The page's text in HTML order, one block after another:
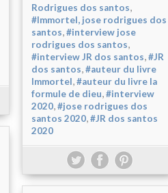
Rodrigues dos santos,
#Immortel, jose rodrigues dos
santos,#interview jose
rodrigues dos santos,
#interview JR dos santos,#JR
dos santos,#auteur du livre
Immortel,#auteur du livre la
formule de dieu,#interview
2020,#jose rodrigues dos
santos 2020,#JR dos santos
2020